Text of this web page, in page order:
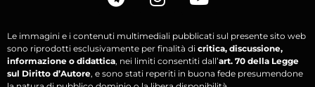
Le immagini e i contenuti multimediali pubblicati sul presente sito web
sono riprodotti esclusivamente per finalità di critica, discussione,
informazione o didattica, nei limiti consentiti dall’art. 70 della Legge
sul Diritto d’Autore, e sono stati reperiti in buona fede presumendone